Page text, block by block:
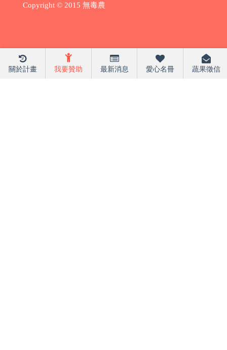
關於計畫 我要贊助 最新消息 愛心名冊 蔬果徵信
Copyright © 2015 無毒農